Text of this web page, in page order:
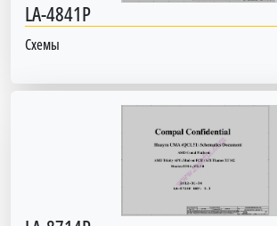
LA-4841P
Схемы